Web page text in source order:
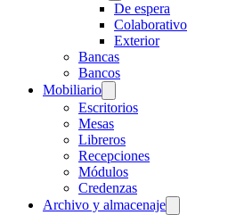
De espera
Colaborativo
Exterior
Bancas
Bancos
Mobiliario
Escritorios
Mesas
Libreros
Recepciones
Módulos
Credenzas
Archivo y almacenaje